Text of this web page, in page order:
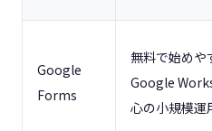
Google
Forms
無料で始めや
Google
心の小規模運